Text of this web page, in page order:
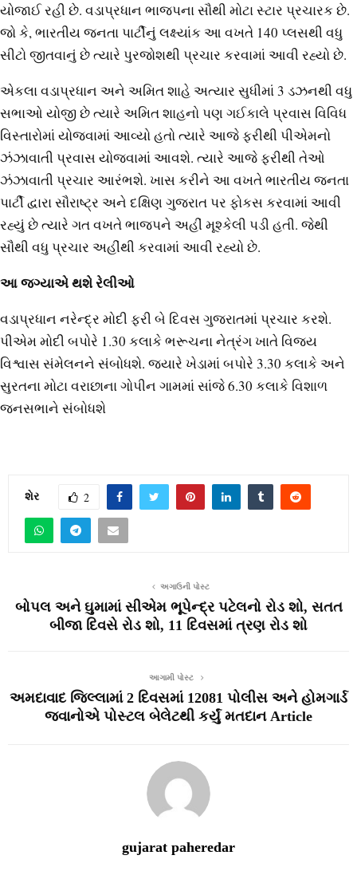
યોજાઈ રહી છે. વડાપ્રધાન ભાજપના સૌથી મોટા સ્ટાર પ્રચારક છે.
જો કે, ભારતીય જનતા પાર્ટીનું લક્ષ્યાંક આ વખતે 140 પ્લસથી વધુ
સીટો જીતવાનું છે ત્યારે પુરજોશથી પ્રચાર કરવામાં આવી રહ્યો છે.
એકલા વડાપ્રધાન અને અમિત શાહે અત્યાર સુધીમાં 3 ડઝનથી વધુ
સભાઓ યોજી છે ત્યારે અમિત શાહનો પણ ગઈકાલે પ્રવાસ વિવિધ
વિસ્તારોમાં યોજવામાં આવ્યો હતો ત્યારે આજે ફરીથી પીએમનો
ઝંઝાવાતી પ્રવાસ યોજવામાં આવશે. ત્યારે આજે ફરીથી તેઓ
ઝંઝાવાતી પ્રચાર આરંભશે. ખાસ કરીને આ વખતે ભારતીય જનતા
પાર્ટી દ્વારા સૌરાષ્ટ્ર અને દક્ષિણ ગુજરાત પર ફોકસ કરવામાં આવી
રહ્યું છે ત્યારે ગત વખતે ભાજપને અહીં મૂશ્કેલી પડી હતી. જેથી
સૌથી વધુ પ્રચાર અહીંથી કરવામાં આવી રહ્યો છે.
આ જગ્યાએ થશે રેલીઓ
વડાપ્રધાન નરેન્દ્ર મોદી ફરી બે દિવસ ગુજરાતમાં પ્રચાર કરશે.
પીએમ મોદી બપોરે 1.30 કલાકે ભરૂચના નેત્રંગ ખાતે વિજય
વિશ્વાસ સંમેલનને સંબોધશે. જ્યારે ખેડામાં બપોરે 3.30 કલાકે અને
સુરતના મોટા વરાછાના ગોપીન ગામમાં સાંજે 6.30 કલાકે વિશાળ
જનસભાને સંબોધશે
શેર 2
અગાઉની પોસ્ટ
બોપલ અને ઘુમામાં સીએમ ભૂપેન્દ્ર પટેલનો રોડ શો, સતત
બીજા દિવસે રોડ શો, 11 દિવસમાં ત્રણ રોડ શો
આગામી પોસ્ટ
અમદાવાદ જિલ્લામાં 2 દિવસમાં 12081 પોલીસ અને હોમગાર્ડ
જવાનોએ પોસ્ટલ બેલેટથી કર્યું મતદાન Article
gujarat paheredar